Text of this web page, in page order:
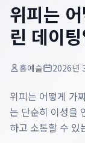
위피는
린 데이
홍예슬 2026년
위피는 어떻게 가
는 단순히 이성을
하고 소통할 수 있